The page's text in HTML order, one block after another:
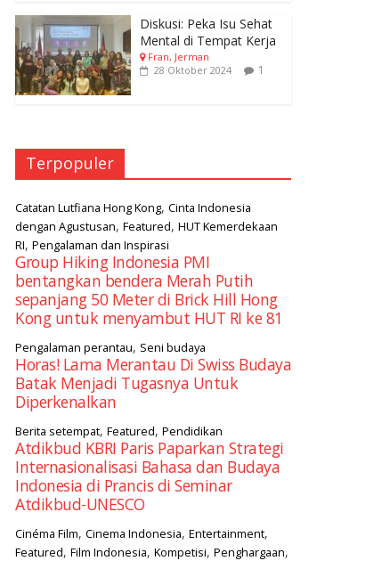
Diskusi: Peka Isu Sehat
Mental di Tempat Kerja
Fran, Jerman
28 Oktober 2024
1
Terpopuler
Catatan Lutfiana Hong Kong, Cinta Indonesia
dengan Agustusan, Featured, HUT Kemerdekaan
RI, Pengalaman dan Inspirasi
Group Hiking Indonesia PMI
bentangkan bendera Merah Putih
sepanjang 50 Meter di Brick Hill Hong
Kong untuk menyambut HUT RI ke 81
Pengalaman perantau, Seni budaya
Horas! Lama Merantau Di Swiss Budaya
Batak Menjadi Tugasnya Untuk
Diperkenalkan
Berita setempat, Featured, Pendidikan
Atdikbud KBRI Paris Paparkan Strategi
Internasionalisasi Bahasa dan Budaya
Indonesia di Prancis di Seminar
Atdikbud-UNESCO
Cinéma Film, Cinema Indonesia, Entertainment,
Featured, Film Indonesia, Kompetisi, Penghargaan,